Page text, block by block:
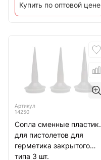
Купить по оптовой цене
Артикул
14250
Сопла сменные пластик.
для пистолетов для
герметика закрытого
типа 3 шт.